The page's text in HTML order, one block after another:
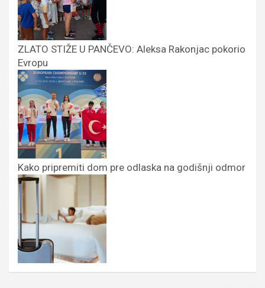
ZLATO STIŽE U PANČEVO: Aleksa Rakonjac pokorio
Evropu
Kako pripremiti dom pre odlaska na godišnji odmor